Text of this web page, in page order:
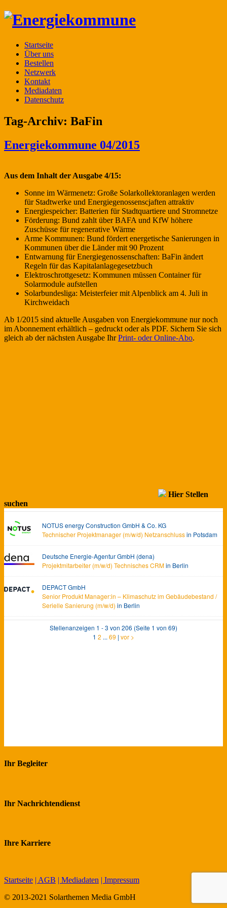
Startseite
Über uns
Bestellen
Netzwerk
Kontakt
Mediadaten
Datenschutz
Tag-Archiv: BaFin
Energiekommune 04/2015
Aus dem Inhalt der Ausgabe 4/15:
Sonne im Wärmenetz: Große Solarkollektoranlagen werden
für Stadtwerke und Energiegenossenscjaften attraktiv
Energiespeicher: Batterien für Stadtquartiere und Stromnetze
Förderung: Bund zahlt über BAFA und KfW höhere
Zuschüsse für regenerative Wärme
Arme Kommunen: Bund fördert energetische Sanierungen in
Kommunen über die Länder mit 90 Prozent
Entwarnung für Energiegenossenschaften: BaFin ändert
Regeln für das Kapitalanlagegesetzbuch
Elektroschrottgesetz: Kommunen müssen Container für
Solarmodule aufstellen
Solarbundesliga: Meisterfeier mit Alpenblick am 4. Juli in
Kirchweidach
Ab 1/2015 sind aktuelle Ausgaben von Energiekommune nur noch
im Abonnement erhältlich – gedruckt oder als PDF. Sichern Sie sich
gleich ab der nächsten Ausgabe IhrPrint- oder Online-Abo.
Hier Stellen
suchen
Ihr Begleiter
Ihr Nachrichtendienst
Ihre Karriere
Startseite | AGB | Mediadaten
| Impressum
© 2013-2021 Solarthemen Media GmbH